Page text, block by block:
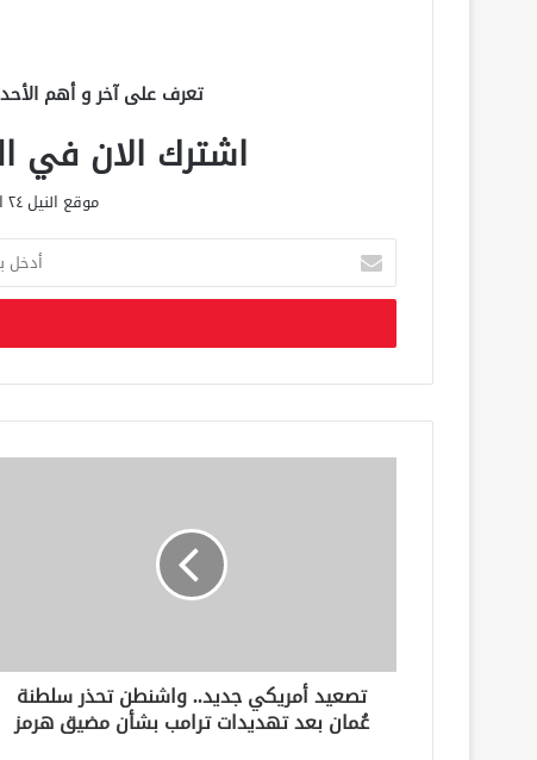
تعرف على آخر و أهم
اشترك الان في
موقع النيل ٢٤ الحصري علي مدار الساعة
خ
ب
ر
د
ك
ن
تصعيد أمريكي جديد.. واشنطن تحذر سلطنة
عُمان بعد تهديدات ترامب بشأن مضيق هرمز